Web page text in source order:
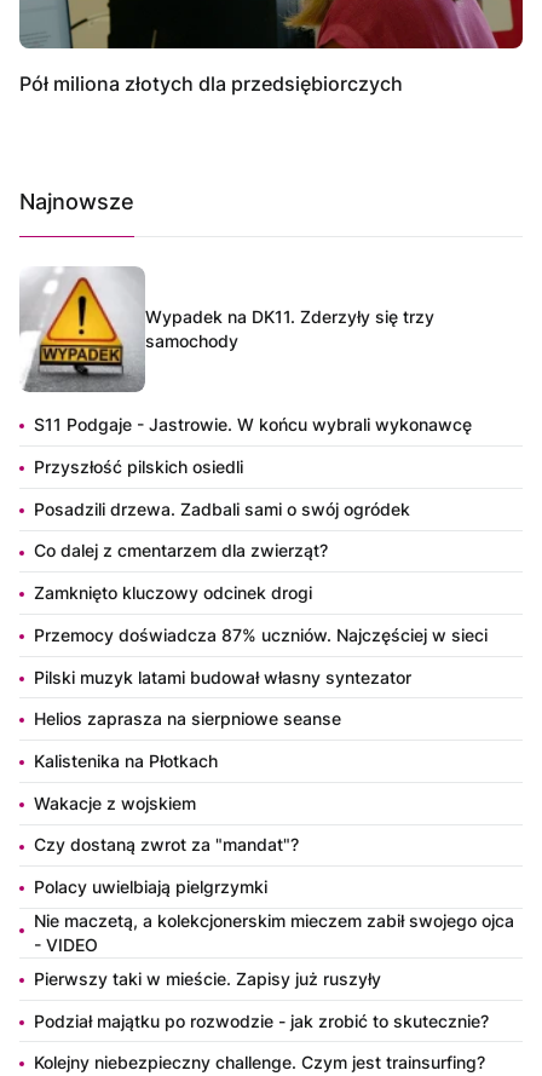
Pół miliona złotych dla przedsiębiorczych
Najnowsze
Wypadek na DK11. Zderzyły się trzy
samochody
S11 Podgaje - Jastrowie. W końcu wybrali wykonawcę
Przyszłość pilskich osiedli
Posadzili drzewa. Zadbali sami o swój ogródek
Co dalej z cmentarzem dla zwierząt?
Zamknięto kluczowy odcinek drogi
Przemocy doświadcza 87% uczniów. Najczęściej w sieci
Pilski muzyk latami budował własny syntezator
Helios zaprasza na sierpniowe seanse
Kalistenika na Płotkach
Wakacje z wojskiem
Czy dostaną zwrot za "mandat"?
Polacy uwielbiają pielgrzymki
Nie maczetą, a kolekcjonerskim mieczem zabił swojego ojca
- VIDEO
Pierwszy taki w mieście. Zapisy już ruszyły
Podział majątku po rozwodzie - jak zrobić to skutecznie?
Kolejny niebezpieczny challenge. Czym jest trainsurfing?